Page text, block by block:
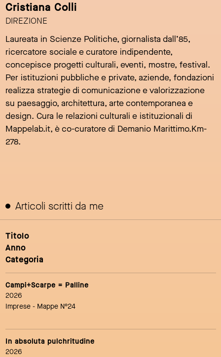
Cristiana Colli
DIREZIONE
Laureata in Scienze Politiche, giornalista dall’85,
ricercatore sociale e curatore indipendente,
concepisce progetti culturali, eventi, mostre, festival.
Per istituzioni pubbliche e private, aziende, fondazioni
realizza strategie di comunicazione e valorizzazione
su paesaggio, architettura, arte contemporanea e
design. Cura le relazioni culturali e istituzionali di
Mappelab.it, è co-curatore di Demanio Marittimo.Km-
278.
Articoli scritti da me
Titolo
Anno
Categoria
Campi+Scarpe = Palline
2026
Imprese - Mappe N°24
In absoluta pulchritudine
2026